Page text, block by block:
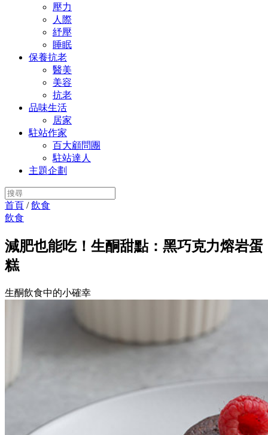
壓力
人際
紓壓
睡眠
保養抗老
醫美
美容
抗老
品味生活
居家
駐站作家
百大顧問團
駐站達人
主題企劃
首頁 /飲食
飲食
減肥也能吃！生酮甜點：黑巧克力熔岩蛋
糕
生酮飲食中的小確幸